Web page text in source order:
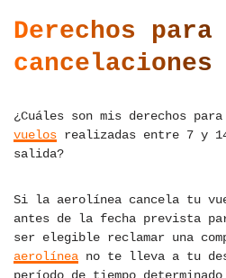
Derechos para
cancelaciones
¿Cuáles son mis derechos
vuelos realizadas entre 7 y
salida?
Si la aerolínea cancela tu
antes de la fecha prevista
ser elegible reclamar una
aerolínea no te lleva a tu